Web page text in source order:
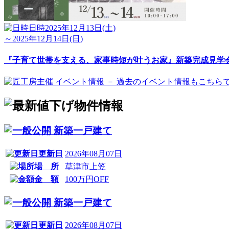
日時2025年12月13日(土)
～2025年12月14日(日)
『子育て世帯を支える、家事時短が叶うお家』新築完成見学
新築一戸建て
更新日 2026年08月07日
場 所
草津市上笠
金 額
100万円OFF
新築一戸建て
更新日 2026年08月07日